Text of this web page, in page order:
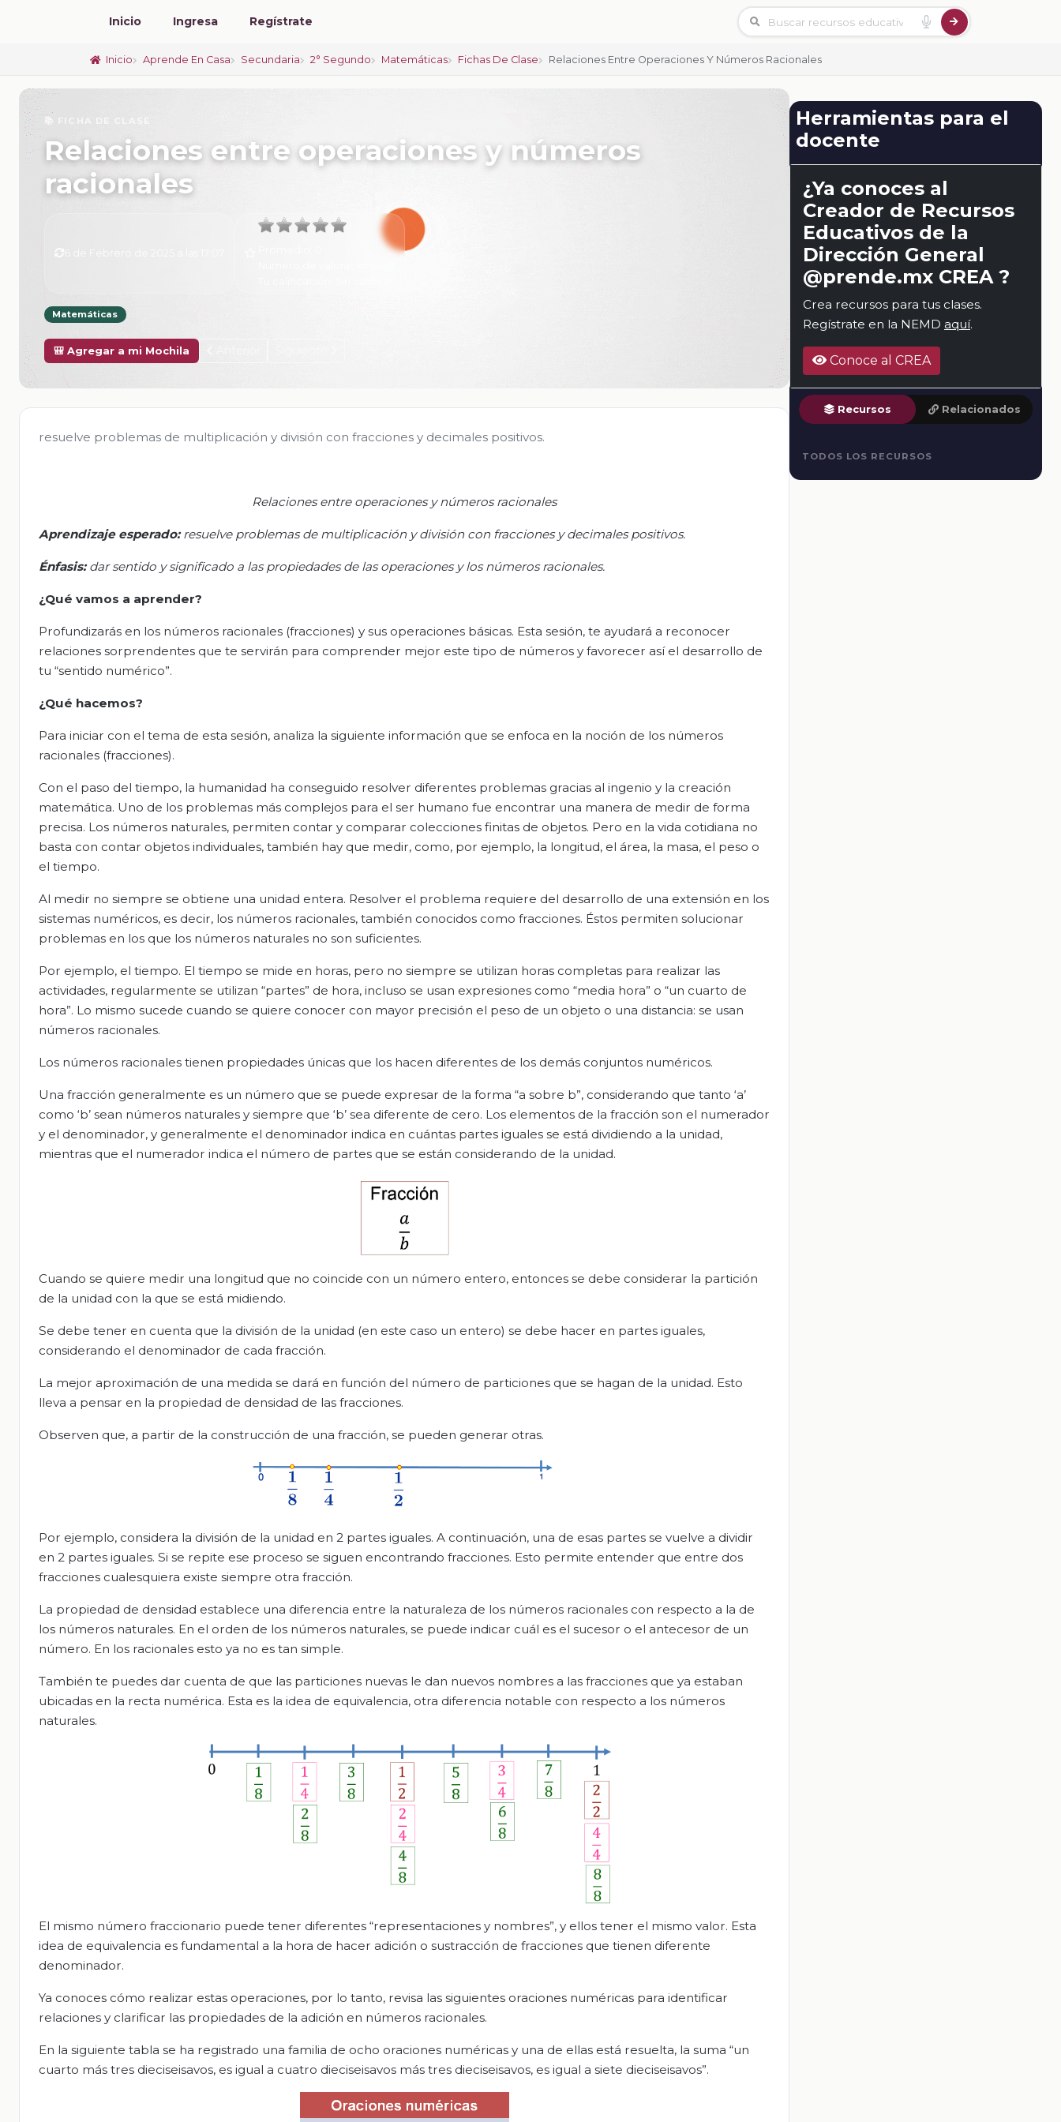
Inicio Ingresa Regístrate
Inicio Aprende En Casa Secundaria 2° Segundo Matemáticas Fichas De Clase Relaciones Entre Operaciones Y Números Racionales
📚 FICHA DE CLASE
Relaciones entre operaciones y números
racionales
Matemáticas
🎒 Agregar a mi Mochila
resuelve problemas de multiplicación y división con fracciones y decimales positivos.
Relaciones entre operaciones y números racionales
Aprendizaje esperado:resuelve problemas de multiplicación y división con fracciones y decimales positivos.
Énfasis:dar sentido y significado a las propiedades de las operaciones y los números racionales.
¿Qué vamos a aprender?
Profundizarás en los números racionales (fracciones) y sus operaciones básicas. Esta sesión, te ayudará a reconocer
relaciones sorprendentes que te servirán para comprender mejor este tipo de números y favorecer así el desarrollo de
tu “sentido numérico”.
¿Qué hacemos?
Para iniciar con el tema de esta sesión, analiza la siguiente información que se enfoca en la noción de los números
racionales (fracciones).
Con el paso del tiempo, la humanidad ha conseguido resolver diferentes problemas gracias al ingenio y la creación
matemática. Uno de los problemas más complejos para el ser humano fue encontrar una manera de medir de forma
precisa. Los números naturales, permiten contar y comparar colecciones finitas de objetos. Pero en la vida cotidiana no
basta con contar objetos individuales, también hay que medir, como, por ejemplo, la longitud, el área, la masa, el peso o
el tiempo.
Al medir no siempre se obtiene una unidad entera. Resolver el problema requiere del desarrollo de una extensión en los
sistemas numéricos, es decir, los números racionales, también conocidos como fracciones. Éstos permiten solucionar
problemas en los que los números naturales no son suficientes.
Por ejemplo, el tiempo. El tiempo se mide en horas, pero no siempre se utilizan horas completas para realizar las
actividades, regularmente se utilizan “partes” de hora, incluso se usan expresiones como “media hora” o “un cuarto de
hora”. Lo mismo sucede cuando se quiere conocer con mayor precisión el peso de un objeto o una distancia: se usan
números racionales.
Los números racionales tienen propiedades únicas que los hacen diferentes de los demás conjuntos numéricos.
Una fracción generalmente es un número que se puede expresar de la forma “a sobre b”, considerando que tanto ‘a’
como ‘b’ sean números naturales y siempre que ‘b’ sea diferente de cero. Los elementos de la fracción son el numerador
y el denominador, y generalmente el denominador indica en cuántas partes iguales se está dividiendo a la unidad,
mientras que el numerador indica el número de partes que se están considerando de la unidad.
Cuando se quiere medir una longitud que no coincide con un número entero, entonces se debe considerar la partición
de la unidad con la que se está midiendo.
Se debe tener en cuenta que la división de la unidad (en este caso un entero) se debe hacer en partes iguales,
considerando el denominador de cada fracción.
La mejor aproximación de una medida se dará en función del número de particiones que se hagan de la unidad. Esto
lleva a pensar en la propiedad de densidad de las fracciones.
Observen que, a partir de la construcción de una fracción, se pueden generar otras.
Por ejemplo, considera la división de la unidad en 2 partes iguales. A continuación, una de esas partes se vuelve a dividir
en 2 partes iguales. Si se repite ese proceso se siguen encontrando fracciones. Esto permite entender que entre dos
fracciones cualesquiera existe siempre otra fracción.
La propiedad de densidad establece una diferencia entre la naturaleza de los números racionales con respecto a la de
los números naturales. En el orden de los números naturales, se puede indicar cuál es el sucesor o el antecesor de un
número. En los racionales esto ya no es tan simple.
También te puedes dar cuenta de que las particiones nuevas le dan nuevos nombres a las fracciones que ya estaban
ubicadas en la recta numérica. Esta es la idea de equivalencia, otra diferencia notable con respecto a los números
naturales.
El mismo número fraccionario puede tener diferentes “representaciones y nombres”, y ellos tener el mismo valor. Esta
idea de equivalencia es fundamental a la hora de hacer adición o sustracción de fracciones que tienen diferente
denominador.
Ya conoces cómo realizar estas operaciones, por lo tanto, revisa las siguientes oraciones numéricas para identificar
relaciones y clarificar las propiedades de la adición en números racionales.
En la siguiente tabla se ha registrado una familia de ocho oraciones numéricas y una de ellas está resuelta, la suma “un
cuarto más tres dieciseisavos, es igual a cuatro dieciseisavos más tres dieciseisavos, es igual a siete dieciseisavos”.
Herramientas para el
docente
¿Ya conoces al
Creador de Recursos
Educativos de la
Dirección General
@prende.mx CREA ?
Crea recursos para tus clases.
Regístrate en la NEMD aquí.
Conoce al CREA
Recursos Relacionados
TODOS LOS RECURSOS